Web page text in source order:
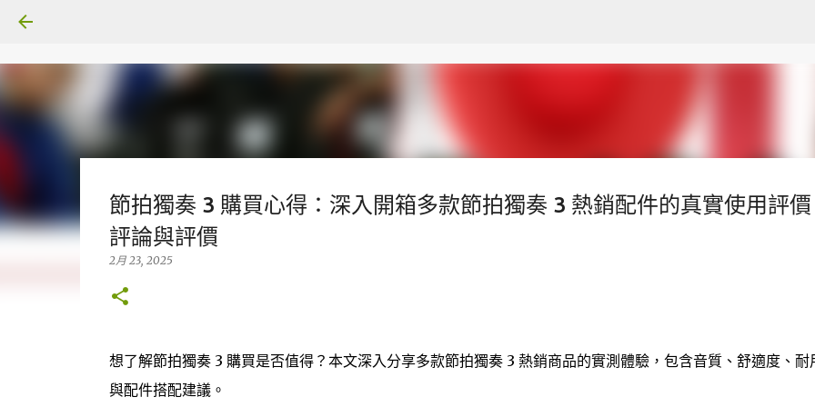
節拍獨奏 3 購買心得：深入開箱多款節拍獨奏 3 熱銷配件的真實使用評
評論與評價
2月 23, 2025
想了解節拍獨奏 3 購買是否值得？本文深入分享多款節拍獨奏 3 熱銷商品的實測體驗，包含音質、舒適度、耐
與配件搭配建議。